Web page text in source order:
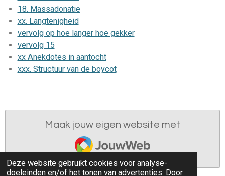
Deze website gebruikt cookies voor analyse-
doeleinden en/of het tonen van advertenties. Door
18. Massadonatie
xx. Langtenigheid
vervolg op hoe langer hoe gekker
vervolg 15
xx Anekdotes in aantocht
xxx. Structuur van de boycot
Maak jouw eigen website met
JouwWeb